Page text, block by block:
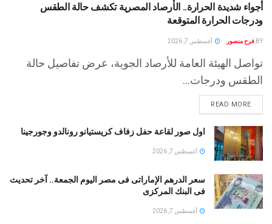
أجواء شديدة الحرارة.. الأرصاد المصرية تكشف حالة الطقس
ودرجات الحرارة المتوقعة
BY فرح منصور أغسطس 7, 2026
تواصل الهيئة العامة للأرصاد الجوية، عرض تفاصيل حالة
الطقس ودرجات...
READ MORE
اول صور لقاعة حفل زفاف كريستيانو رونالدو وجورجينا
أغسطس 7, 2026
سعر الدرهم الإماراتى فى مصر اليوم الجمعة.. آخر تحديث
فى البنك المركزى
أغسطس 7, 2026